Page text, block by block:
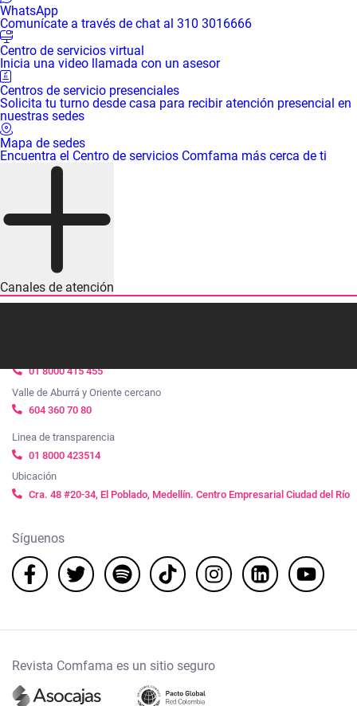
WhatsApp
Comunícate a través de chat al 310 3016666
Centro de servicios virtual
Inicia una video llamada con un asesor
Centros de servicio presenciales
Solicita tu turno desde casa para recibir atención presencial en
nuestras sedes
Mapa de sedes
Encuentra el Centro de servicios Comfama más cerca de ti
Canales de atención
01 8000 415 455
Valle de Aburrá y Oriente cercano
604 360 70 80
Linea de transparencia
01 8000 423514
Ubicación
Cra. 48 #20-34, El Poblado, Medellín. Centro Empresarial Ciudad del Río
Síguenos
Revista Comfama es un sitio seguro